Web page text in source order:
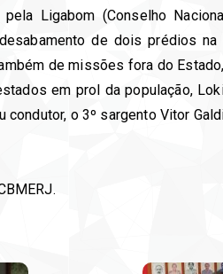
Ligabom (Conselho
de dois prédios
de missões fora do
em prol da população,
condutor, o 3º sargento Vitor